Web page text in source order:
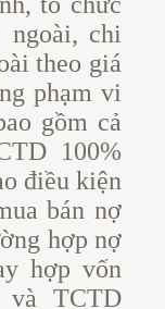
ngoài, chi
theo giá
phạm vi
gồm cả
100%
điều kiện
bán nợ
hợp nợ
hợp vốn
và TCTD